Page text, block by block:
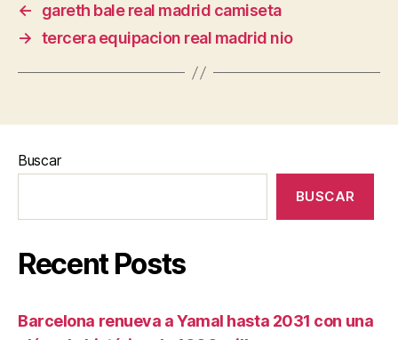
←
gareth bale real madrid camiseta
→ tercera equipacion real madrid nio
Buscar
BUSCAR
Recent Posts
Barcelona renueva a Yamal hasta 2031 con una